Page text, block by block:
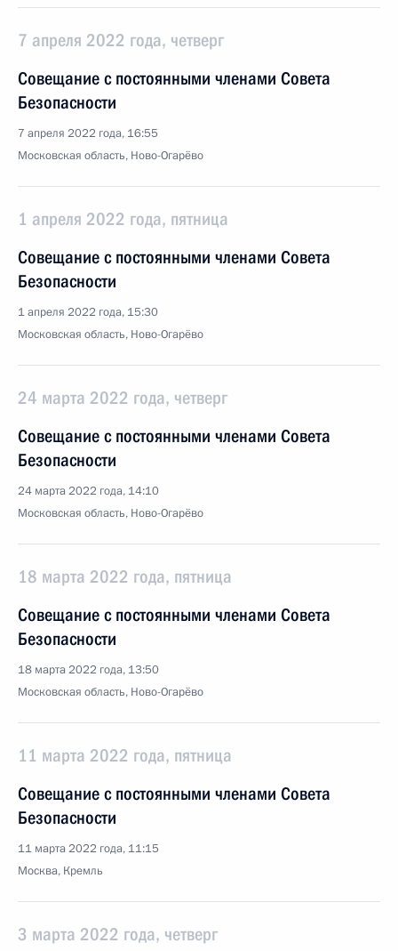
7 апреля 2022 года, четверг
Совещание с постоянными членами Совета
Безопасности
7 апреля 2022 года, 16:55
Московская область, Ново-Огарёво
1 апреля 2022 года, пятница
Совещание с постоянными членами Совета
Безопасности
1 апреля 2022 года, 15:30
Московская область, Ново-Огарёво
24 марта 2022 года, четверг
Совещание с постоянными членами Совета
Безопасности
24 марта 2022 года, 14:10
Московская область, Ново-Огарёво
18 марта 2022 года, пятница
Совещание с постоянными членами Совета
Безопасности
18 марта 2022 года, 13:50
Московская область, Ново-Огарёво
11 марта 2022 года, пятница
Совещание с постоянными членами Совета
Безопасности
11 марта 2022 года, 11:15
Москва, Кремль
3 марта 2022 года, четверг